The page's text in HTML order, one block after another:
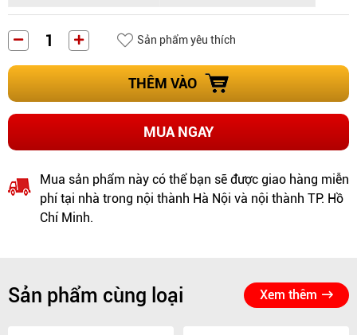
Sản phẩm yêu thích
THÊM VÀO
MUA NGAY
Mua sản phẩm này có thể bạn sẽ được giao hàng miễn
phí tại nhà trong nội thành Hà Nội và nội thành TP. Hồ
Chí Minh.
Sản phẩm cùng loại Xem thêm